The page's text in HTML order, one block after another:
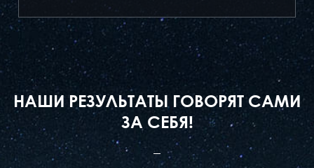
НАШИ РЕЗУЛЬТАТЫ ГОВОРЯТ САМИ
ЗА СЕБЯ!